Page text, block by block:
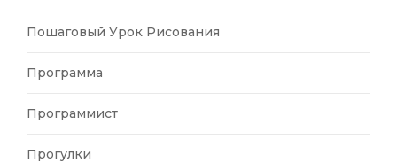
Пошаговый Урок Рисования
Программа
Программист
Прогулки